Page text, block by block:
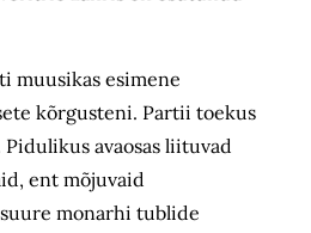
muusikas esimene
kõrgusteni. Partii toekus
avaosas liituvad
ent mõjuvaid
monarhi tublide